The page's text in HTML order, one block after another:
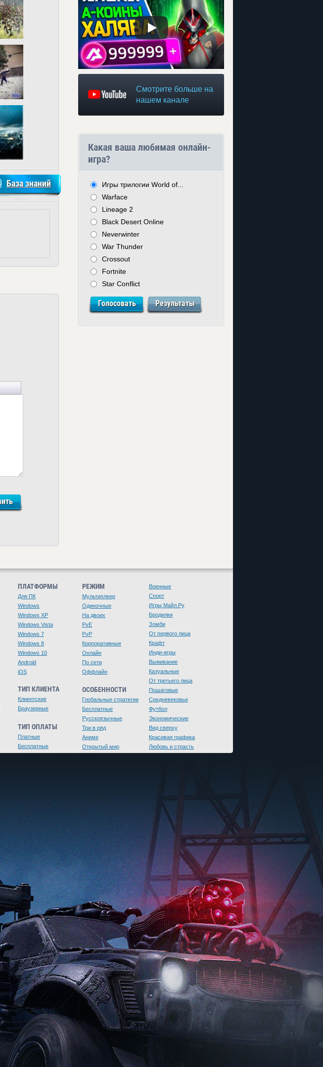
База знаний
Смотрите больше на
нашем канале
Какая ваша любимая онлайн-
игра?
Игры трилогии World of...
Warface
Lineage 2
Black Desert Online
Neverwinter
War Thunder
Crossout
Fortnite
Star Conflict
ПЛАТФОРМЫ
Для ПК
Windows
Windows XP
Windows Vista
Windows 7
Windows 8
Windows 10
Android
iOS
ТИП КЛИЕНТА
Клиентские
Браузерные
ТИП ОПЛАТЫ
Платные
Бесплатные
РЕЖИМ
Мультиплеер
Одиночные
На двоих
PvE
PvP
Корпоративные
Онлайн
По сети
Оффлайн
ОСОБЕННОСТИ
Глобальные стратегии
Бесплатные
Русскоязычные
Три в ряд
Аниме
Открытый мир
Военные
Спорт
Игры Майл.Ру
Бродилки
Зомби
От первого лица
Крафт
Инди-игры
Выживание
Казуальные
От третьего лица
Пошаговые
Средневековье
Футбол
Экономические
Вид сверху
Красивая графика
Любовь и страсть